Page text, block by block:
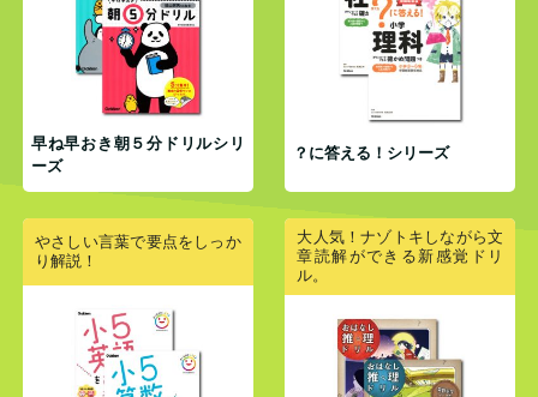
早ね早おき朝５分ドリルシリ
ーズ
？に答える！シリーズ
やさしい言葉で要点をしっか
り解説！
大人気！ナゾトキしながら文
章読解ができる新感覚ドリ
ル。